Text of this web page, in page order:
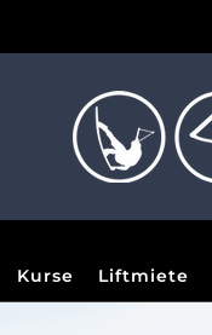
Kurse Liftmiete